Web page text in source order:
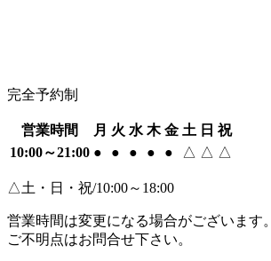
完全予約制
営業時間 月 火 水 木 金 土 日 祝
10:00～21:00 ● ● ● ● ● △ △ △
△土・日・祝/10:00～18:00
営業時間は変更になる場合がございます。
ご不明点はお問合せ下さい。